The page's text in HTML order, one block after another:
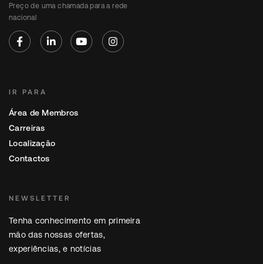
Preço de uma chamada para a rede
nacional
IR PARA
Área de Membros
Carreiras
Localização
Contactos
NEWSLETTER
Tenha conhecimento em primeira
mão das nossas ofertas,
experiências, e notícias